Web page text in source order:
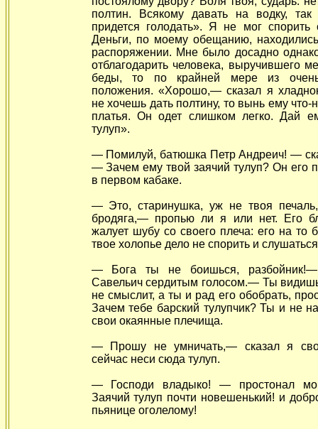
полтин. Всякому давать на водку,
придется голодать». Я не мог спорить
Деньги, по моему обещанию,
распоряжении. Мне было досадно
отблагодарить человека, выручившего
беды, то по крайней мере из очень
положения. «Хорошо,— сказал я
не хочешь дать полтину, то вынь ему что-
платья. Он одет слишком легко. Дай
тулуп».
— Помилуй, батюшка Петр Андреич! —
— Зачем ему твой заячий тулуп? Он его
в первом кабаке.
— Это, старинушка, уж не твоя
бродяга,— пропью ли я или нет. Его
жалует шубу со своего плеча: его на то
твое холопье дело не спорить и
— Бога ты не боишься, разбойник!—
Савельич сердитым голосом.— Ты
не смыслит, а ты и рад его обобрать,
Зачем тебе барский тулупчик? Ты и не
свои окаянные плечища.
— Прошу не умничать,— сказал я
сейчас неси сюда тулуп.
— Господи владыко! — простонал
Заячий тулуп почти новешенький! и
пьянице оголелому!